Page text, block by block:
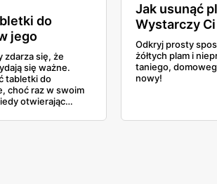
do
jego
zdarza się, że
się ważne.
tabletki do
choć raz w swoim
otwierając
się pytanie: jakie
Jak usunąć
Wystarczy
Odkryj prosty
żółtych plam i
taniego,
nowy!